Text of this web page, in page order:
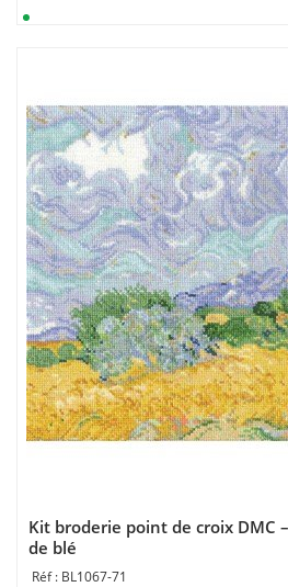
Kit broderie point de croix DMC
de blé
BL1067-71